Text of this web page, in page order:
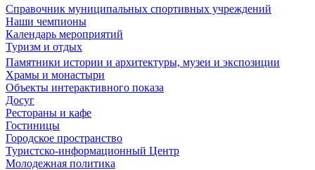
Справочник муниципальных спортивных учреждений
Наши чемпионы
Календарь мероприятий
Туризм и отдых
Памятники истории и архитектуры, музеи и экспозиции
Храмы и монастыри
Объекты интерактивного показа
Досуг
Рестораны и кафе
Гостиницы
Городское пространство
Туристско-информационный Центр
Молодежная политика